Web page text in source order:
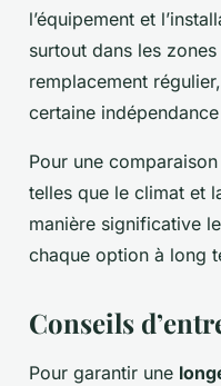
l’équipement et
surtout dans les
remplacement
certaine
Pour une
telles que le climat et
manière significative
chaque option à long
Conseils
Pour garantir une